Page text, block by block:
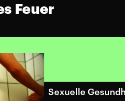
Feuer
Sexuelle